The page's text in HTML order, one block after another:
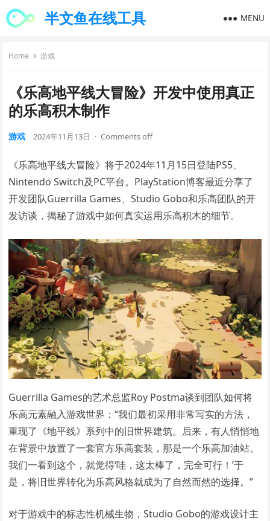
半文鱼在线工具 MENU
Home 游戏
《乐高地平线大冒险》开发中使用真正
的乐高积木制作
游戏 2024年11月13日 · Comments off
《乐高地平线大冒险》将于2024年11月15日登陆PS5、
Nintendo Switch及PC平台。PlayStation博客最近分享了
开发团队Guerrilla Games、Studio Gobo和乐高团队的开
发访谈，揭秘了游戏中如何真实运用乐高积木的细节。
Guerrilla Games的艺术总监Roy Postma谈到团队如何将
乐高元素融入游戏世界：“我们最初采用非常写实的方法，
重现了《地平线》系列中的旧世界建筑。后来，有人悄悄地
在背景中放置了一套官方乐高套装，那是一个乐高加油站。
我们一看到这个，就觉得‘哇，这太棒了，完全可行！’于
是，将旧世界转化为乐高风格就成为了自然而然的选择。”
对于游戏中的标志性机械生物，Studio Gobo的游戏设计主